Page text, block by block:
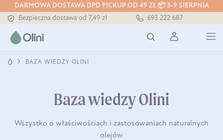
DARMOWA DOSTAWA DPD PICKUP OD 49 ZŁ 📦 3-9 SIERPNIA
Tłoczony zawsze na zimno
Bezpieczna dostawa od 7,49 zł
Tłoczony zawsze na zimno
693 222 687
BAZA WIEDZY OLINI
Baza wiedzy Olini
Wszystko o właściwościach i zastosowaniach naturalnych
olejów